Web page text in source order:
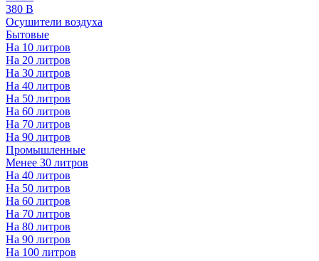
380 В
Осушители воздуха
Бытовые
На 10 литров
На 20 литров
На 30 литров
На 40 литров
На 50 литров
На 60 литров
На 70 литров
На 90 литров
Промышленные
Менее 30 литров
На 40 литров
На 50 литров
На 60 литров
На 70 литров
На 80 литров
На 90 литров
На 100 литров